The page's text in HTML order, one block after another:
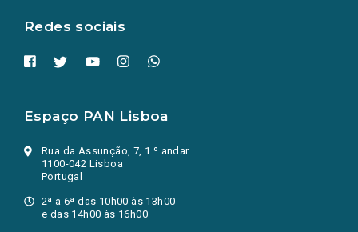
Redes sociais
Espaço PAN Lisboa
Rua da Assunção, 7, 1.º andar
1100-042 Lisboa
Portugal
2ª a 6ª das 10h00 às 13h00
e das 14h00 às 16h00